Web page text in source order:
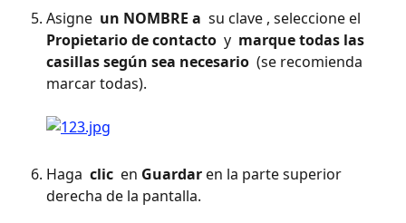
Asigne un NOMBRE a su clave , seleccione el
Propietario de contacto y marque todas las
casillas según sea necesario (se recomienda
marcar todas).
Haga clic en Guardar en la parte superior
derecha de la pantalla.